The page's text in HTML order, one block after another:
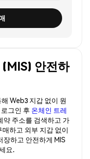
안전하
해 Web3 지갑 없이 원
그인 후 온체인 트레
약 주소를 검색하고 가
하고 외부 지갑 없이
장하고 안전하게 MIS
요.